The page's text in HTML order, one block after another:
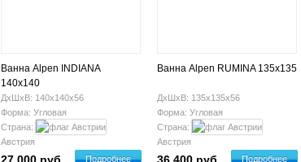
Ванна Alpen INDIANA
140x140
ДхШхВ: 140х140х56
Форма: Угловая
Страна:
Австрия
Подробнее
Ванна Alpen RUMINA 135x135
ДхШхВ: 135х135х56
Форма: Угловая
Страна:
Австрия
Подробнее